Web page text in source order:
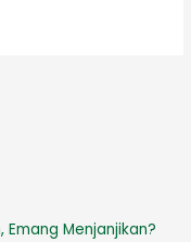
Emang Menjanjikan?